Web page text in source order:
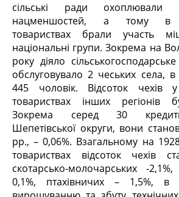
сільські ради охоплювали
нацменшостей, а тому в
товариствах брали участь
національні групи. Зокрема на
року діяло
обслуговувало 2 чеських села,
445 чоловік. Відсоток чехів
товариствах інших регіонів
Зокрема серед 30
Шепетівської округи, вони
рр., – 0,06%. Взагальному на
товариствах відсоток чехів
скотарсько-молочарських -
0,1%, птахівничих – 1,5%, в